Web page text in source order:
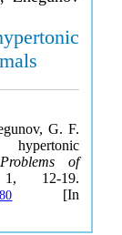
G. F.
Problems of
12-19.
[In